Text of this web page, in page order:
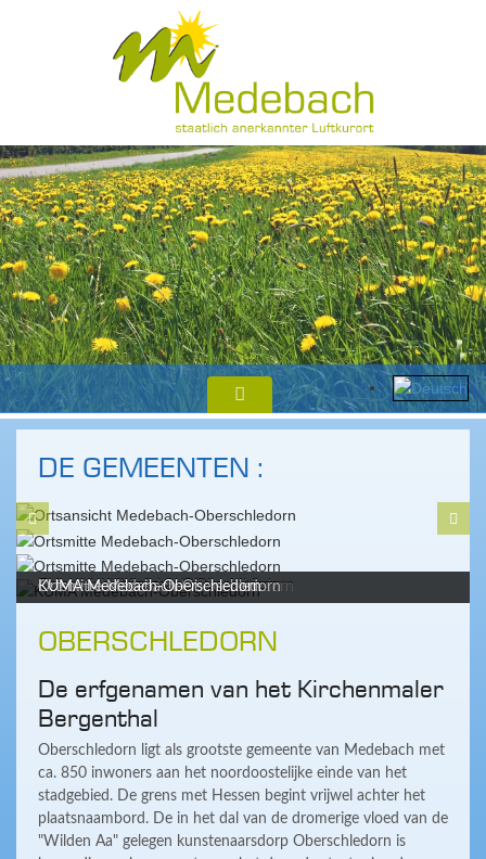
DE GEMEENTEN :
Ortsansicht Medebach-Oberschledorn
Ortsmitte Medebach-Oberschledorn
Ortsmitte Medebach-Oberschledorn
KUMA Medebach-Oberschledorn
OBERSCHLEDORN
De erfgenamen van het Kirchenmaler
Bergenthal
Oberschledorn ligt als grootste gemeente van Medebach met
ca. 850 inwoners aan het noordoostelijke einde van het
stadgebied. De grens met Hessen begint vrijwel achter het
plaatsnaambord. De in het dal van de dromerige vloed van de
"Wilden Aa" gelegen kunstenaarsdorp Oberschledorn is